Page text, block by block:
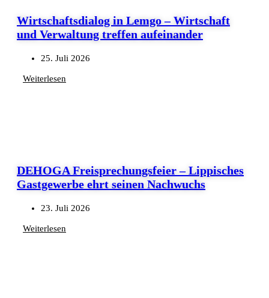
Wirtschaftsdialog in Lemgo – Wirtschaft
und Verwaltung treffen aufeinander
25. Juli 2026
Weiterlesen
DEHOGA Freisprechungsfeier – Lippisches
Gastgewerbe ehrt seinen Nachwuchs
23. Juli 2026
Weiterlesen